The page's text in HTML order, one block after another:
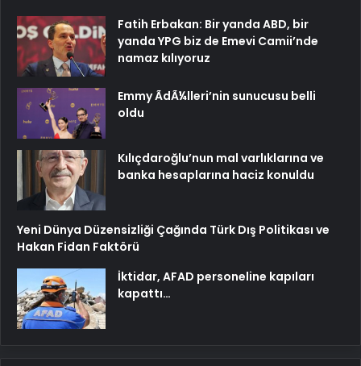
Fatih Erbakan: Bir yanda ABD, bir
yanda YPG biz de Emevi Camii’nde
namaz kılıyoruz
Emmy ÃdÃ¼lleri’nin sunucusu belli
oldu
Kılıçdaroğlu’nun mal varlıklarına ve
banka hesaplarına haciz konuldu
Yeni Dünya Düzensizliği Çağında Türk Dış Politikası ve
Hakan Fidan Faktörü
İktidar, AFAD personeline kapıları
kapattı…